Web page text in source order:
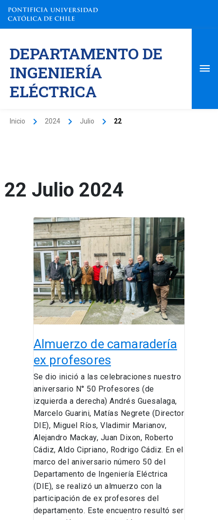
contenido
DEPARTAMENTO DE
INGENIERÍA
ELÉCTRICA
Inicio 2024 Julio 22
22 Julio 2024
Almuerzo de camaradería
ex profesores
Se dio inició a las celebraciones nuestro
aniversario N° 50 Profesores (de
izquierda a derecha) Andrés Guesalaga,
Marcelo Guarini, Matías Negrete (Director
DIE), Miguel Ríos, Vladimir Marianov,
Alejandro Mackay, Juan Dixon, Roberto
Cádiz, Aldo Cipriano, Rodrigo Cádiz. En el
marco del aniversario número 50 del
Departamento de Ingeniería Eléctrica
(DIE), se realizó un almuerzo con la
participación de ex profesores del
departamento. Este encuentro resultó ser
Almuerzo
de
camaradería
ex
profesores